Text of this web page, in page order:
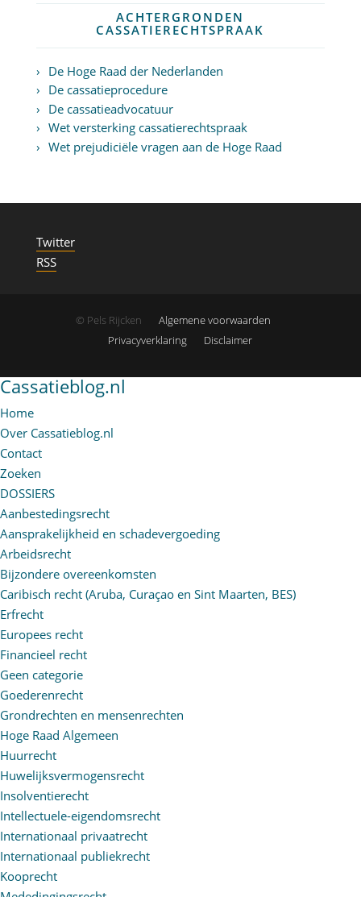
ACHTERGRONDEN
CASSATIERECHTSPRAAK
De Hoge Raad der Nederlanden
De cassatieprocedure
De cassatieadvocatuur
Wet versterking cassatierechtspraak
Wet prejudiciële vragen aan de Hoge Raad
Twitter
RSS
© Pels Rijcken
Algemene voorwaarden
Privacyverklaring
Disclaimer
Cassatieblog.nl
Home
Over Cassatieblog.nl
Contact
Zoeken
DOSSIERS
Aanbestedingsrecht
Aansprakelijkheid en schadevergoeding
Arbeidsrecht
Bijzondere overeenkomsten
Caribisch recht (Aruba, Curaçao en Sint Maarten, BES)
Erfrecht
Europees recht
Financieel recht
Geen categorie
Goederenrecht
Grondrechten en mensenrechten
Hoge Raad Algemeen
Huurrecht
Huwelijksvermogensrecht
Insolventierecht
Intellectuele-eigendomsrecht
Internationaal privaatrecht
Internationaal publiekrecht
Kooprecht